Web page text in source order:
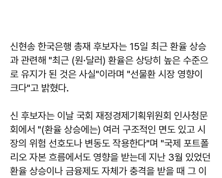
신현송 한국은행 총재 후보자는 15일 최근 환율 상승
과 관련해 "최근 (원·달러) 환율은 상당히 높은 수준으
로 유지가 된 것은 사실"이라며 "선물환 시장 영향이
크다"고 밝혔다.
신 후보자는 이날 국회 재정경제기획위원회 인사청문
회에서 "(환율 상승에는) 여러 구조적인 면도 있고 시
장의 위험 선호도나 변동도 작용한다"며 "국제 포트폴
리오 자본 흐름에서도 영향을 받는데 지난 3월 있었던
환율 상승이나 금융제도 자체가 충격을 받을 때 그 이